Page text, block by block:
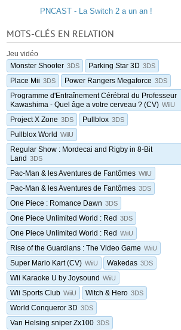
PNCAST - La Switch 2 a un an !
MOTS-CLÉS EN RELATION
Jeu vidéo
Monster Shooter 3DS Parking Star 3D 3DS
Place Mii 3DS Power Rangers Megaforce 3DS
Programme d'Entraînement Cérébral du Professeur
Kawashima - Quel âge a votre cerveau ? (CV) WiiU
Project X Zone 3DS Pullblox 3DS
Pullblox World WiiU
Regular Show : Mordecai and Rigby in 8-Bit
Land 3DS
Pac-Man & les Aventures de Fantômes WiiU
Pac-Man & les Aventures de Fantômes 3DS
One Piece : Romance Dawn 3DS
One Piece Unlimited World : Red 3DS
One Piece Unlimited World : Red WiiU
Rise of the Guardians : The Video Game WiiU
Super Mario Kart (CV) WiiU Wakedas 3DS
Wii Karaoke U by Joysound WiiU
Wii Sports Club WiiU Witch & Hero 3DS
World Conqueror 3D 3DS
Van Helsing sniper Zx100 3DS